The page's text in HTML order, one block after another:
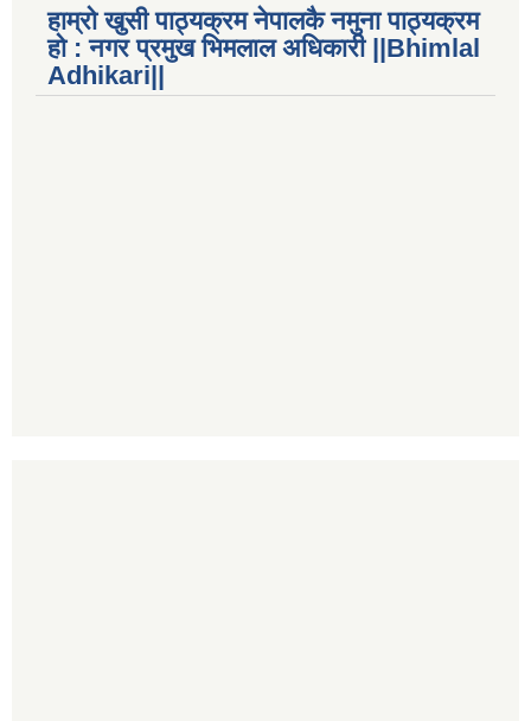
हाम्रो खुसी पाठ्यक्रम नेपालकै नमुना पाठ्यक्रम
हो : नगर प्रमुख भिमलाल अधिकारी ||Bhimlal
Adhikari||